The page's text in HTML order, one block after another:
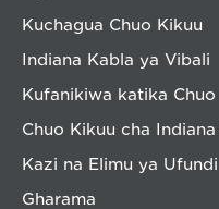
Kuchagua Chuo Kikuu
Indiana Kabla ya Vibali
Kufanikiwa katika Chuo
Chuo Kikuu cha
Kazi na Elimu ya Ufundi
Gharama